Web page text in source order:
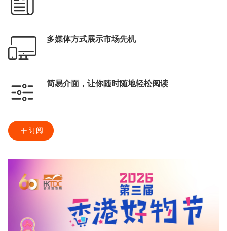
多媒体方式展示市场先机
简易介面，让你随时随地轻松阅读
订阅